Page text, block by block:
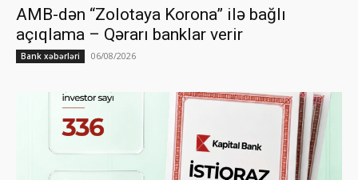
AMB-dən “Zolotaya Korona” ilə bağlı
açıqlama – Qərarı banklar verir
Bank xəbərləri 06/08/2026